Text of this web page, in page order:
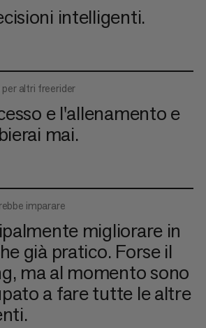
intelligenti.
altri freerider
e l'allenamento e
mai.
imparare
migliorare in
già pratico. Forse il
ma al momento sono
a fare tutte le altre